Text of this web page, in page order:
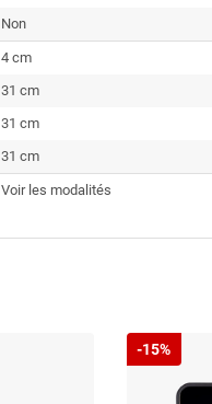
Non
4 cm
31 cm
31 cm
31 cm
Voir les modalités
-15%